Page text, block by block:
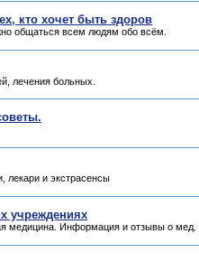
кто хочет быть здоров
общаться всем людям обо всём.
лечения больных.
лекари и экстрасенсы
учреждениях
медицина. Информация и отзывы о мед.